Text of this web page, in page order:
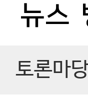
뉴스
토론마